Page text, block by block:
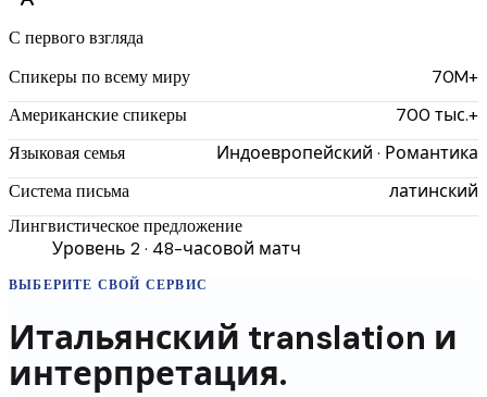
С первого взгляда
Спикеры по всему миру 70M+
Американские спикеры 700 тыс.+
Языковая семья Индоевропейский · Романтика
Система письма латинский
Лингвистическое предложение
Уровень 2 · 48-часовой матч
ВЫБЕРИТЕ СВОЙ СЕРВИС
Итальянский translation и
интерпретация.